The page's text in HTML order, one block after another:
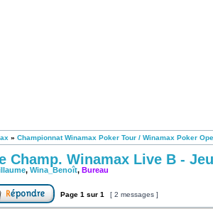
» Championnat Winamax Poker Tour / Winamax Poker
Champ. Winamax Live B -
, Wina_Benoît, Bureau
Page 1 sur 1 [ 2 messages ]